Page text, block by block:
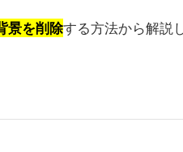
景を削除する方法から解説